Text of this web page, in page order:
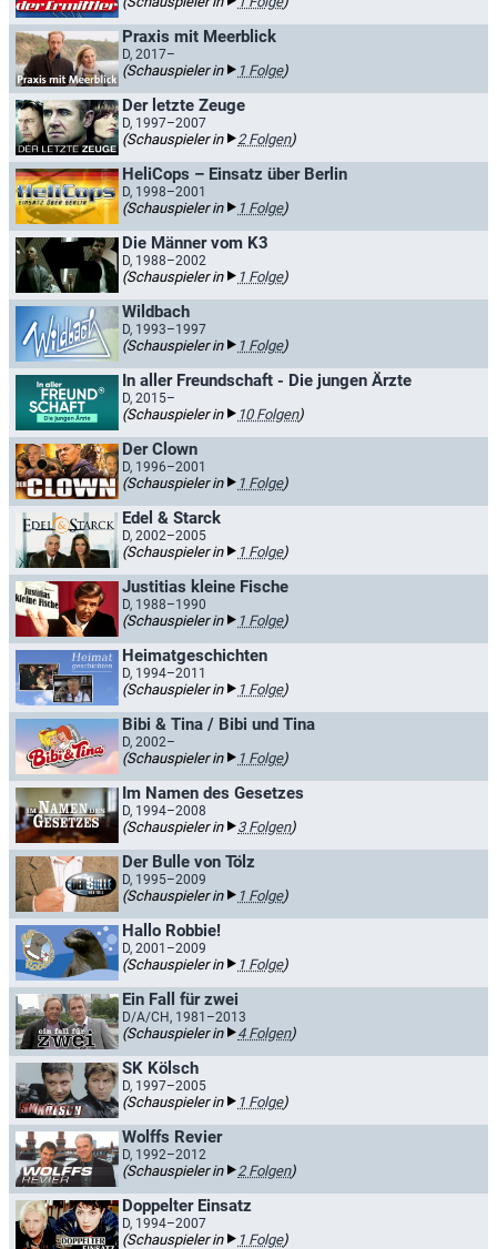
Praxis mit Meerblick
D, 2017–
(Schauspieler in 1 Folge)
Der letzte Zeuge
D, 1997–2007
(Schauspieler in 2 Folgen)
HeliCops – Einsatz über Berlin
D, 1998–2001
(Schauspieler in 1 Folge)
Die Männer vom K3
D, 1988–2002
(Schauspieler in 1 Folge)
Wildbach
D, 1993–1997
(Schauspieler in 1 Folge)
In aller Freundschaft - Die jungen Ärzte
D, 2015–
(Schauspieler in 10 Folgen)
Der Clown
D, 1996–2001
(Schauspieler in 1 Folge)
Edel & Starck
D, 2002–2005
(Schauspieler in 1 Folge)
Justitias kleine Fische
D, 1988–1990
(Schauspieler in 1 Folge)
Heimatgeschichten
D, 1994–2011
(Schauspieler in 1 Folge)
Bibi & Tina / Bibi und Tina
D, 2002–
(Schauspieler in 1 Folge)
Im Namen des Gesetzes
D, 1994–2008
(Schauspieler in 3 Folgen)
Der Bulle von Tölz
D, 1995–2009
(Schauspieler in 1 Folge)
Hallo Robbie!
D, 2001–2009
(Schauspieler in 1 Folge)
Ein Fall für zwei
D/A/CH, 1981–2013
(Schauspieler in 4 Folgen)
SK Kölsch
D, 1997–2005
(Schauspieler in 1 Folge)
Wolffs Revier
D, 1992–2012
(Schauspieler in 2 Folgen)
Doppelter Einsatz
D, 1994–2007
(Schauspieler in 1 Folge)